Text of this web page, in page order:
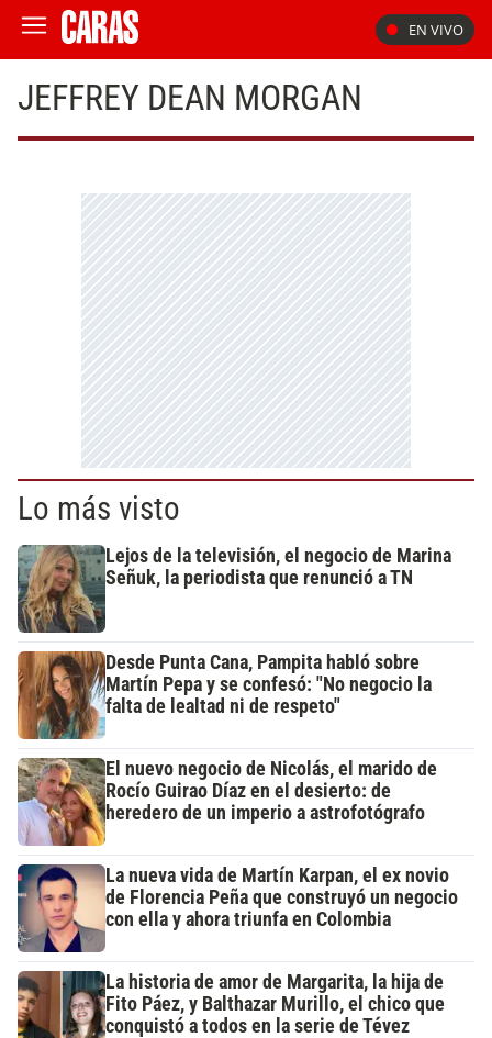
EN VIVO
JEFFREY DEAN MORGAN
Lo más visto
Lejos de la televisión, el negocio de Marina
Señuk, la periodista que renunció a TN
Desde Punta Cana, Pampita habló sobre
Martín Pepa y se confesó: "No negocio la
falta de lealtad ni de respeto"
El nuevo negocio de Nicolás, el marido de
Rocío Guirao Díaz en el desierto: de
heredero de un imperio a astrofotógrafo
La nueva vida de Martín Karpan, el ex novio
de Florencia Peña que construyó un negocio
con ella y ahora triunfa en Colombia
La historia de amor de Margarita, la hija de
Fito Páez, y Balthazar Murillo, el chico que
conquistó a todos en la serie de Tévez